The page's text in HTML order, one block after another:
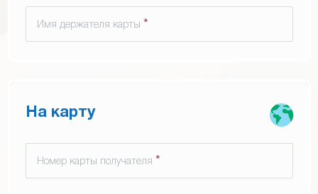
Имя держателя карты *
На карту
Номер карты получателя *